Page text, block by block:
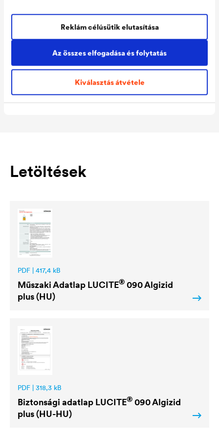
Az összes elfogadása és folytatás
Kiválasztás átvétele
Reklám célúsütik elutasítása
Műszaki adatok
Consumption
ml/m²
Colour tones
színtelen
Ready
Letöltések
PDF | 417,4 kB
Műszaki Adatlap LUCITE® 090 Algizid
plus (HU)
PDF | 318,3 kB
Biztonsági adatlap LUCITE® 090 Algizid
plus (HU-HU)